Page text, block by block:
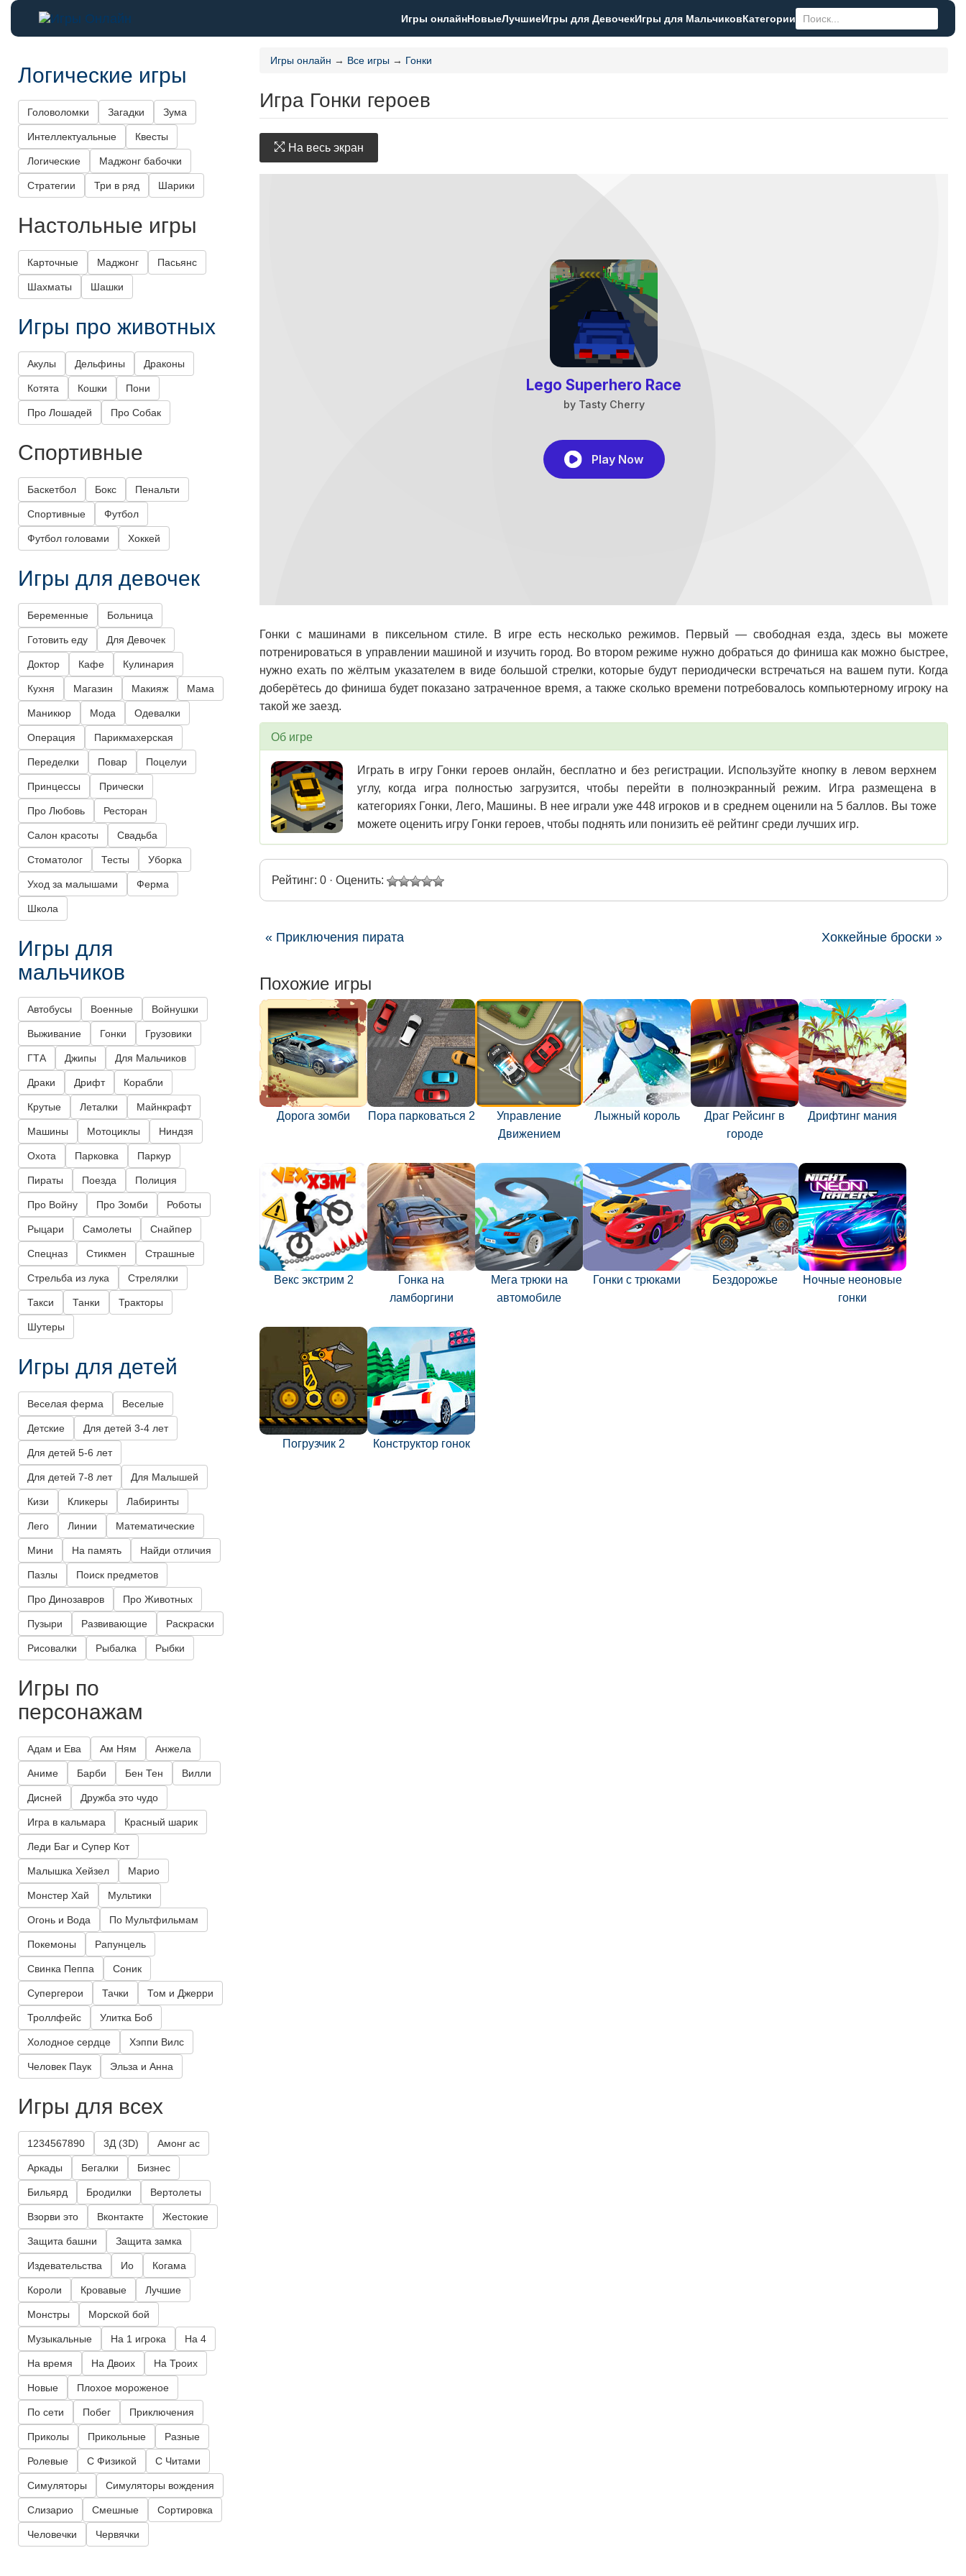
Игры онлайнНовыеЛучшиеИгры для ДевочекИгры для МальчиковКатегории
Игры онлайн → Все игры → Гонки
Игра Гонки героев
На весь экран
Гонки с машинами в пиксельном стиле. В игре есть несколько режимов. Первый — свободная езда, здесь вы можете
потренироваться в управлении машиной и изучить город. Во втором режиме нужно добраться до финиша как можно быстрее,
нужно ехать по жёлтым указателем в виде большой стрелки, которые будут периодически встречаться на вашем пути. Когда
доберётесь до финиша будет показано затраченное время, а также сколько времени потребовалось компьютерному игроку на
такой же заезд.
Об игре
Играть в игру Гонки героев онлайн, бесплатно и без регистрации. Используйте кнопку в левом верхнем
углу, когда игра полностью загрузится, чтобы перейти в полноэкранный режим. Игра размещена в
категориях Гонки, Лего, Машины. В нее играли уже 448 игроков и в среднем оценили на 5 баллов. Вы тоже
можете оценить игру Гонки героев, чтобы поднять или понизить её рейтинг среди лучших игр.
Рейтинг: 0 · Оценить:
« Приключения пирата Хоккейные броски »
Похожие игры
Дорога зомби Пора парковаться 2
Управление
Движением
Лыжный король
Драг Рейсинг в
городе
Дрифтинг мания
Векс экстрим 2
Гонка на
ламборгини
Мега трюки на
автомобиле
Гонки с трюками Бездорожье
Ночные неоновые
гонки
Погрузчик 2 Конструктор гонок
Логические игры
Головоломки Загадки Зума
Интеллектуальные Квесты
Логические Маджонг бабочки
Стратегии Три в ряд Шарики
Настольные игры
Карточные Маджонг Пасьянс
Шахматы Шашки
Игры про животных
Акулы Дельфины Драконы
Котята Кошки Пони
Про Лошадей Про Собак
Спортивные
Баскетбол Бокс Пенальти
Спортивные Футбол
Футбол головами Хоккей
Игры для девочек
Беременные Больница
Готовить еду Для Девочек
Доктор Кафе Кулинария
Кухня Магазин Макияж Мама
Маникюр Мода Одевалки
Операция Парикмахерская
Переделки Повар Поцелуи
Принцессы Прически
Про Любовь Ресторан
Салон красоты Свадьба
Стоматолог Тесты Уборка
Уход за малышами Ферма
Школа
Игры для
мальчиков
Автобусы Военные Войнушки
Выживание Гонки Грузовики
ГТА Джипы Для Мальчиков
Драки Дрифт Корабли
Крутые Леталки Майнкрафт
Машины Мотоциклы Ниндзя
Охота Парковка Паркур
Пираты Поезда Полиция
Про Войну Про Зомби Роботы
Рыцари Самолеты Снайпер
Спецназ Стикмен Страшные
Стрельба из лука Стрелялки
Такси Танки Тракторы
Шутеры
Игры для детей
Веселая ферма Веселые
Детские Для детей 3-4 лет
Для детей 5-6 лет
Для детей 7-8 лет Для Малышей
Кизи Кликеры Лабиринты
Лего Линии Математические
Мини На память Найди отличия
Пазлы Поиск предметов
Про Динозавров Про Животных
Пузыри Развивающие Раскраски
Рисовалки Рыбалка Рыбки
Игры по
персонажам
Адам и Ева Ам Ням Анжела
Аниме Барби Бен Тен Вилли
Дисней Дружба это чудо
Игра в кальмара Красный шарик
Леди Баг и Супер Кот
Малышка Хейзел Марио
Монстер Хай Мультики
Огонь и Вода По Мультфильмам
Покемоны Рапунцель
Свинка Пеппа Соник
Супергерои Тачки Том и Джерри
Троллфейс Улитка Боб
Холодное сердце Хэппи Вилс
Человек Паук Эльза и Анна
Игры для всех
1234567890 3Д (3D) Амонг ас
Аркады Бегалки Бизнес
Бильярд Бродилки Вертолеты
Взорви это Вконтакте Жестокие
Защита башни Защита замка
Издевательства Ио Когама
Короли Кровавые Лучшие
Монстры Морской бой
Музыкальные На 1 игрока На 4
На время На Двоих На Троих
Новые Плохое мороженое
По сети Побег Приключения
Приколы Прикольные Разные
Ролевые С Физикой С Читами
Симуляторы Симуляторы вождения
Слизарио Смешные Сортировка
Человечки Червячки